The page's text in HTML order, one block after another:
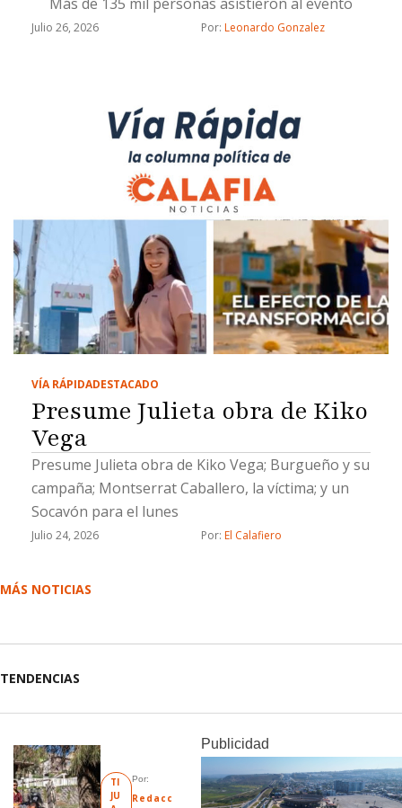
Julio 26, 2026 Por: Leonardo Gonzalez
VÍA RÁPIDADESTACADO
Presume Julieta obra de Kiko
Vega
Presume Julieta obra de Kiko Vega; Burgueño y su
campaña; Montserrat Caballero, la víctima; y un
Socavón para el lunes
Julio 24, 2026 Por: El Calafiero
MÁS NOTICIAS
TENDENCIAS
TI
JU
Por:
Redacc
Publicidad